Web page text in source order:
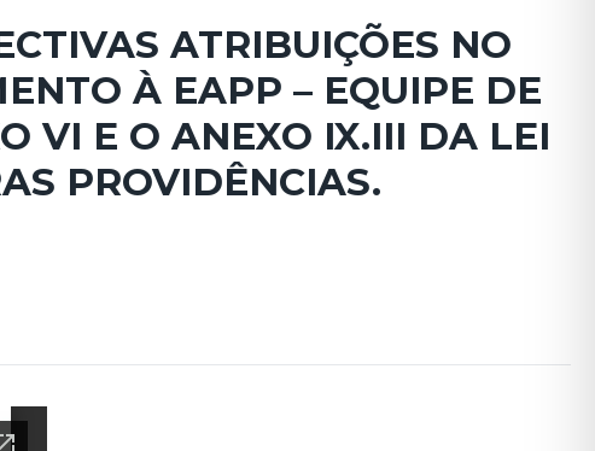
ATRIBUIÇÕES NO
À EAPP – EQUIPE DE
VI E O ANEXO IX.III DA LEI
PROVIDÊNCIAS.